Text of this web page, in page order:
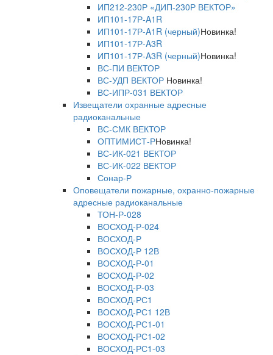
ИП212-230Р «ДИП-230Р ВЕКТОР»
ИП101-17Р-A1R
ИП101-17Р-A1R (черный)Новинка!
ИП101-17Р-A3R
ИП101-17Р-A3R (черный)Новинка!
ВС-ПИ ВЕКТОР
ВС-УДП ВЕКТОР Новинка!
ВС-ИПР-031 ВЕКТОР
Извещатели охранные адресные
радиоканальные
ВС-СМК ВЕКТОР
ОПТИМИСТ-РНовинка!
ВС-ИК-021 ВЕКТОР
ВС-ИК-022 ВЕКТОР
Сонар-Р
Оповещатели пожарные, охранно-пожарные
адресные радиоканальные
ТОН-Р-028
ВОСХОД-Р-024
ВОСХОД-Р
ВОСХОД-Р 12В
ВОСХОД-Р-01
ВОСХОД-Р-02
ВОСХОД-Р-03
ВОСХОД-РС1
ВОСХОД-РС1 12В
ВОСХОД-РС1-01
ВОСХОД-РС1-02
ВОСХОД-РС1-03